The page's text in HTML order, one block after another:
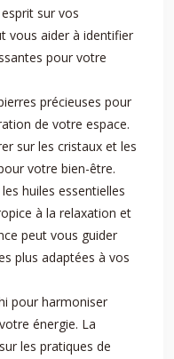
sur vos
vous aider à identifier
pour votre
précieuses pour
de votre espace.
sur les cristaux et les
votre bien-être.
huiles essentielles
à la relaxation et
peut vous guider
plus adaptées à vos
pour harmoniser
énergie. La
les pratiques de